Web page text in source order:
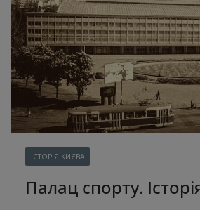
ІСТОРІЯ КИЄВА
Палац спорту.